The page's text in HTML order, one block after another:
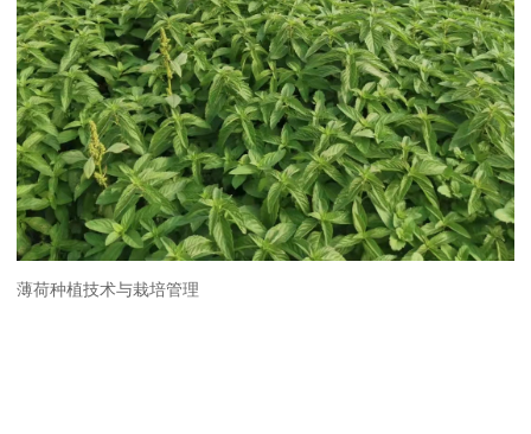
薄荷种植技术与栽培管理